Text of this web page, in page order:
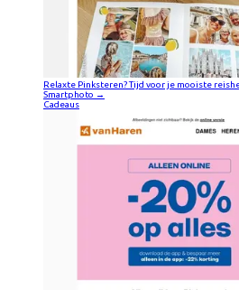
Relaxte Pinksteren? Tijd voor je mooiste
Smartphoto →
Cadeaus